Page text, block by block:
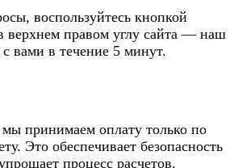
воспользуйтесь кнопкой
верхнем правом углу сайта — наш
вами в течение 5 минут.
принимаем оплату только по
Это обеспечивает безопасность
процесс расчетов.